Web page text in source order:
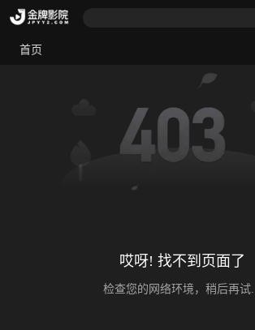
首页
哎呀! 找不到页面了
检查您的网络环境，稍后再试...